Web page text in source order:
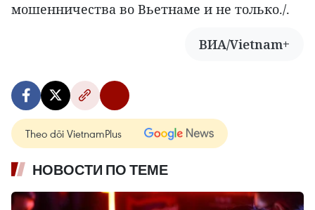
мошенничества во Вьетнаме и не только./.
ВИА/Vietnam+
Theo dõi VietnamPlus
НОВОСТИ ПО ТЕМЕ